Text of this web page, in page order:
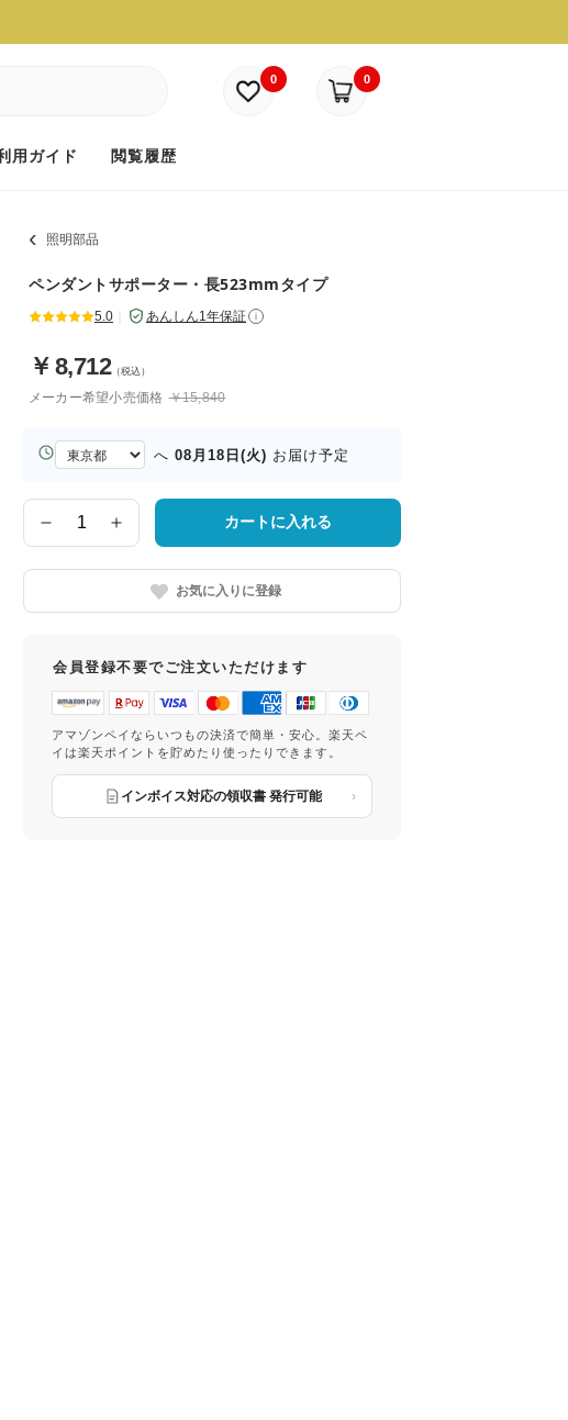
0 0
用ガイド 閲覧履歴
照明部品
ペンダントサポーター・長523mmタイプ
5.0 あんしん1年保証 i
￥ 8,712（税込）
メーカー希望小売価格 ￥15,840
お
届
へ 08月18日(火) お届け予定
数
量
カートに入れる
お気に入りに登録
会員登録不要でご注文いただけます
アマゾンペイならいつもの決済で簡単・安心。楽天ペ
イは楽天ポイントを貯めたり使ったりできます。
インボイス対応の領収書 発行可能